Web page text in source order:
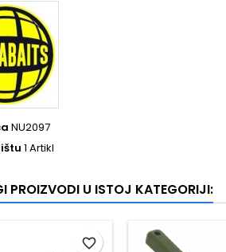
NU2097
1 Artikl
PROIZVODI U ISTOJ KATEGORIJI:
favorite_border